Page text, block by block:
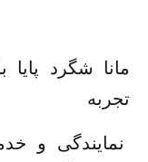
تجربه
نمایندگی و